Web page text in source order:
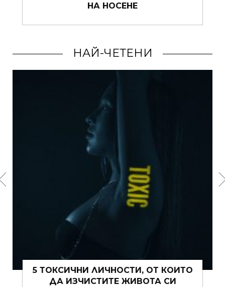
НЕЩО
НАЙ-ЧЕТЕНИ
ЛИЧНОСТИ, ОТ КОИТО
ЖИВОТА СИ
15 ЩИПКИ